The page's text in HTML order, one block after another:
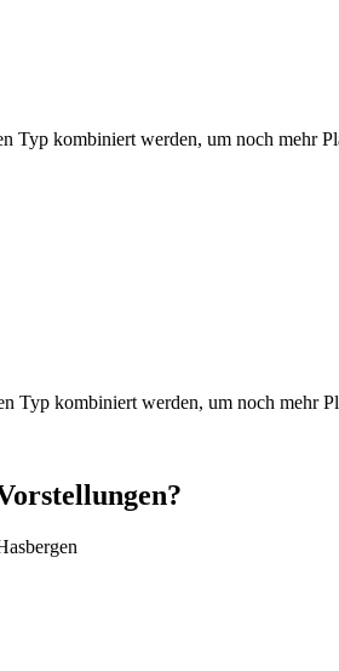
Typ kombiniert werden, um noch mehr
Typ kombiniert werden, um noch mehr